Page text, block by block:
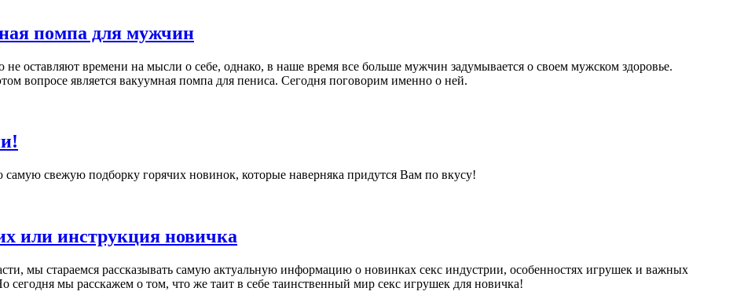
помпа для мужчин
не оставляют времени на мысли о себе, однако, в наше время все больше мужчин задумывается о своем мужском здоровье.
вопросе является вакуумная помпа для пениса. Сегодня поговорим именно о ней.
свежую подборку горячих новинок, которые наверняка придутся Вам по вкусу!
или инструкция новичка
мы стараемся рассказывать самую актуальную информацию о новинках секс индустрии, особенностях игрушек и важных
сегодня мы расскажем о том, что же таит в себе таинственный мир секс игрушек для новичка!